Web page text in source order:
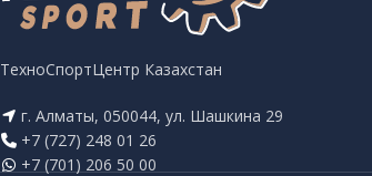
ТехноСпортЦентр Казахстан
г. Алматы, 050044, ул. Шашкина 29
+7 (727) 248 01 26
+7 (701) 206 50 00